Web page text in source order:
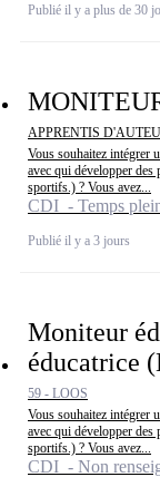
Publié il y a plus de 30
APPRENTIS
Vous souhaitez intégrer
avec qui développer des
sportifs.) ? Vous avez...
CDI - Temps
Publié il y a 3 jours
Moniteur
éducatrice
59 - LOOS
Vous souhaitez intégrer
avec qui développer des
sportifs.) ? Vous avez...
CDI - Non